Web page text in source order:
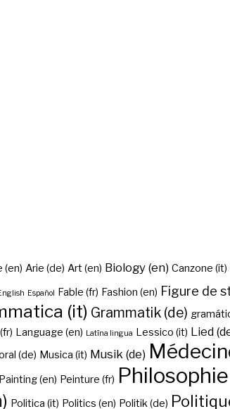
(en) Arie (de) Art (en) Biology (en) Canzone (it)
Español Fable (fr) Fashion (en) Figure de
(it) Grammatik (de)
Language (en) Latīna lingua Lessico (it) Lied
(de) Musica (it) Musik (de)
Painting (en) Peinture (fr)
Politica (it) Politics (en) Politik (de)